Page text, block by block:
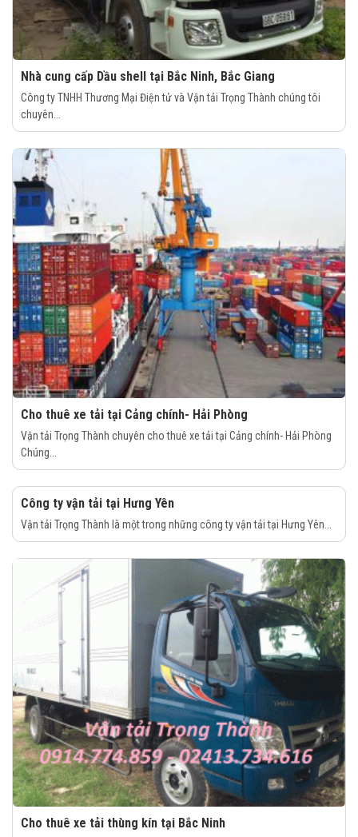
Nhà cung cấp Dầu shell tại Bắc Ninh, Bắc Giang
Công ty TNHH Thương Mại Điện tử và Vận tải Trọng Thành chúng tôi
chuyên...
Cho thuê xe tải tại Cảng chính- Hải Phòng
Vận tải Trọng Thành chuyên cho thuê xe tải tại Cảng chính- Hải Phòng
Chúng...
Công ty vận tải tại Hưng Yên
Vận tải Trọng Thành là một trong những công ty vận tải tại Hưng Yên...
Cho thuê xe tải thùng kín tại Bắc Ninh